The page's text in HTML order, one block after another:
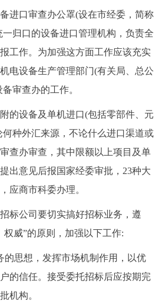
十六区概览 人文北京
图说北京 视频北京
한국어 日本語
FRANÇAIS РУССКИЙ ЯЗЫК
回到顶部
口审查办公罩(设在市经委，简称
归口的设备进口管理机构，负责全
工作。为加强这方面工作应该充实
电设备生产管理部门(有关局、总公
审查办的工作。
设备及单机进口(包括零部件、元
种外汇来源，不论什么进口渠道或
查办审查，其中限额以上项目及单
出意见后报国家经委审批，23种大
应商市科委办理。
公司要切实搞好招标业务，遵
权威”的原则，加强以下工作:
思想，发挥市场机制作用，以优
的信任。接受委托招标后应按期完
机构。